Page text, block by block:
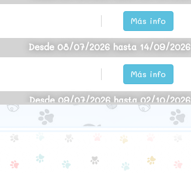
Más info
Desde 08/07/2026 hasta 14/09/2026
Más info
Desde 09/07/2026 hasta 02/10/2026